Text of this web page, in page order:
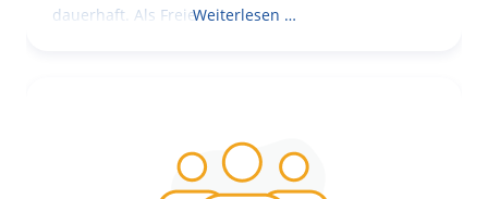
dauerhaft. Als FreieWeiterlesen …